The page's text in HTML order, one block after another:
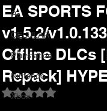
Pc
CELULAR
Playstation
Nintendo
Xbox
EA SPORTS
v1.5.2/
Offline DLCs
Repack]
Avaliado com NaN